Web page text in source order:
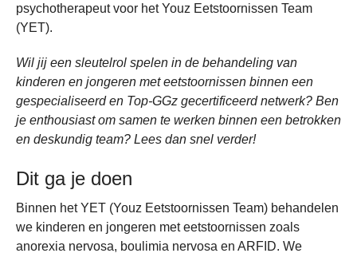
psychotherapeut voor het Youz Eetstoornissen Team
(YET).
Wil jij een sleutelrol spelen in de behandeling van
kinderen en jongeren met eetstoornissen binnen een
gespecialiseerd en Top-GGz gecertificeerd netwerk? Ben
je enthousiast om samen te werken binnen een betrokken
en deskundig team? Lees dan snel verder!
Dit ga je doen
Binnen het YET (Youz Eetstoornissen Team) behandelen
we kinderen en jongeren met eetstoornissen zoals
anorexia nervosa, boulimia nervosa en ARFID. We